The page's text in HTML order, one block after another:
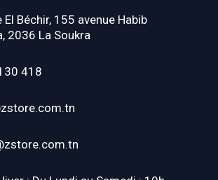
El Béchir, 155 avenue Habib
2036 La Soukra
418